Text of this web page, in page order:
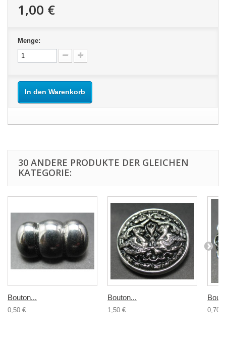
1,00 €
Menge:
In den Warenkorb
30 ANDERE PRODUKTE DER GLEICHEN
KATEGORIE:
Bouton...
0,50 €
Bouton...
1,50 € 0,70 €